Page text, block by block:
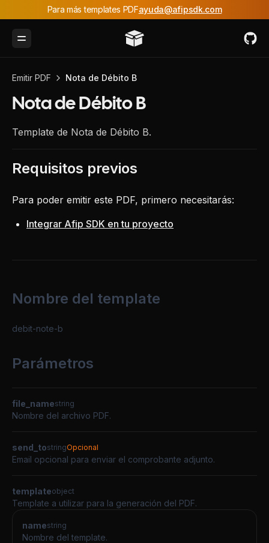
Para más templates PDFayuda@afipsdk.com
Toggle Menu
Emitir PDF Nota de Débito B
Nota de Débito B
Template de Nota de Débito B.
Requisitos previos
Para poder emitir este PDF, primero necesitarás:
Integrar Afip SDK en tu proyecto
Nombre del template
debit-note-b
Parámetros
file_namestring
Nombre del archivo PDF.
send_tostringOpcional
Email opcional para enviar el comprobante adjunto.
templateobject
Template a utilizar para la generación del PDF.
namestring
Nombre del template.